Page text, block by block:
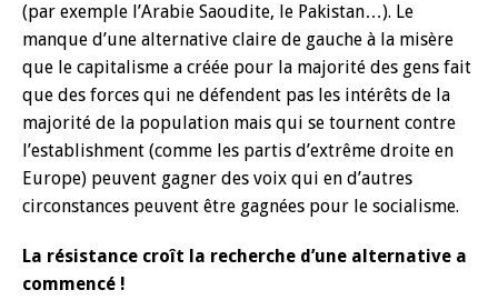
(par exemple l’Arabie Saoudite, le Pakistan…). Le
manque d’une alternative claire de gauche à la misère
que le capitalisme a créée pour la majorité des gens fait
que des forces qui ne défendent pas les intérêts de la
majorité de la population mais qui se tournent contre
l’establishment (comme les partis d’extrême droite en
Europe) peuvent gagner des voix qui en d’autres
circonstances peuvent être gagnées pour le socialisme.
La résistance croît la recherche d’une alternative a
commencé !